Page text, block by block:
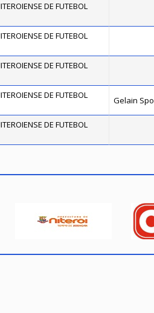
DE FUTEBOL
DE FUTEBOL
DE FUTEBOL
DE FUTEBOL
Gelain
DE FUTEBOL